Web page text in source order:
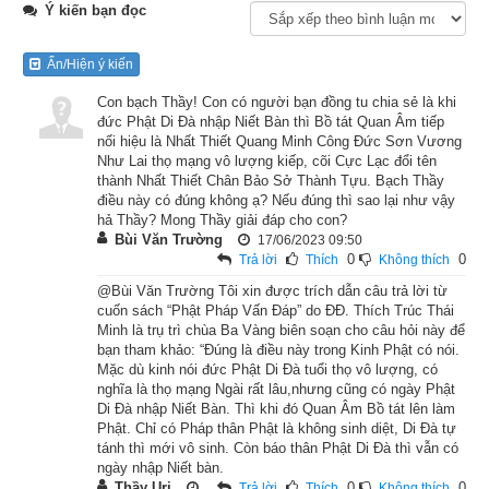
Trong thành có một người trưởng giả tên là Hiền Diện, giàu có
vô cùng. Người này tánh tình gian hiểm, tham lam, keo kiệt,
chưa từng làm việc bố thí giúp người, thậm chí cho đến các
loài chim thú cũng xô đuổi chẳng cho đến gần nhà. Mỗi khi có
các vị tỳ-kheo đến nhà khất thực, đều dùng lời độc ác, thóa
mạ mà xô đuổi. Người ấy chỉ lo việc tích lũy của cải mà làm
giàu, chẳng tu hạnh bố thí.
Đến khi mạng chung, trưởng giả ấy phải sinh làm thân rắn
độc, lại quay về nhà mà canh giữ gia sản. Mỗi khi có ai đến
gần đều giận dữ rượt đuổi. Rắn ấy độc hiểm đến nỗi chỉ trừng
mắt nhìn cũng đủ làm người bỏ mạng.
Vua Tần-bà-sa-la nghe chuyện rắn độc sinh trong nhà trưởng
giả Hiền Diện, đã hại mạng rất nhiều người, trong lòng lo sợ
lắm, suy nghĩ rằng: “Con rắn ấy độc hiểm như vậy, nếu không
Ý kiến bạn đọc
Ẩn/Hiện ý kiến
Con bạch Thầy! Con có người bạn đồng tu chia sẻ là khi
đức Phật Di Đà nhập Niết Bàn thì Bồ tát Quan Âm tiếp
nối hiệu là Nhất Thiết Quang Minh Công Đức Sơn Vương
Như Lai thọ mạng vô lượng kiếp, cõi Cực Lạc đổi tên
thành Nhất Thiết Chân Bảo Sở Thành Tựu. Bạch Thầy
điều này có đúng không ạ? Nếu đúng thì sao lại như vậy
hả Thầy? Mong Thầy giải đáp cho con?
Bùi Văn Trường
Trả lời Thích 0 Không thích 0
17/06/2023 09:50
@Bùi Văn Trường Tôi xin được trích dẫn câu trả lời từ
cuốn sách “Phật Pháp Vấn Đáp” do ĐĐ. Thích Trúc Thái
Minh là trụ trì chùa Ba Vàng biên soạn cho câu hỏi này để
bạn tham khảo: “Đúng là điều này trong Kinh Phật có nói.
Mặc dù kinh nói đức Phật Di Đà tuổi thọ vô lượng, có
nghĩa là thọ mạng Ngài rất lâu,nhưng cũng có ngày Phật
Di Đà nhập Niết Bàn. Thì khi đó Quan Âm Bồ tát lên làm
Phật. Chỉ có Pháp thân Phật là không sinh diệt, Di Đà tự
tánh thì mới vô sinh. Còn báo thân Phật Di Đà thì vẫn có
ngày nhập Niết bàn.